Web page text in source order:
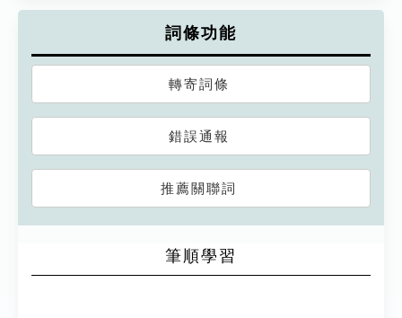
詞條功能
轉寄詞條
錯誤通報
推薦關聯詞
筆順學習